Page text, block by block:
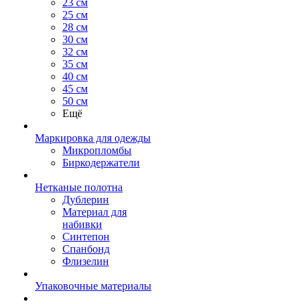
23 см
25 см
28 см
30 см
32 см
35 см
40 см
45 см
50 см
Ещё
Маркировка для одежды
Микропломбы
Биркодержатели
Нетканые полотна
Дублерин
Материал для
набивки
Синтепон
Спанбонд
Флизелин
Упаковочные материалы